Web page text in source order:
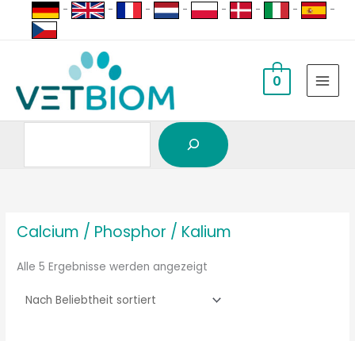
- - - - - - - -
0
Suchen
Calcium / Phosphor / Kalium
Alle 5 Ergebnisse werden angezeigt